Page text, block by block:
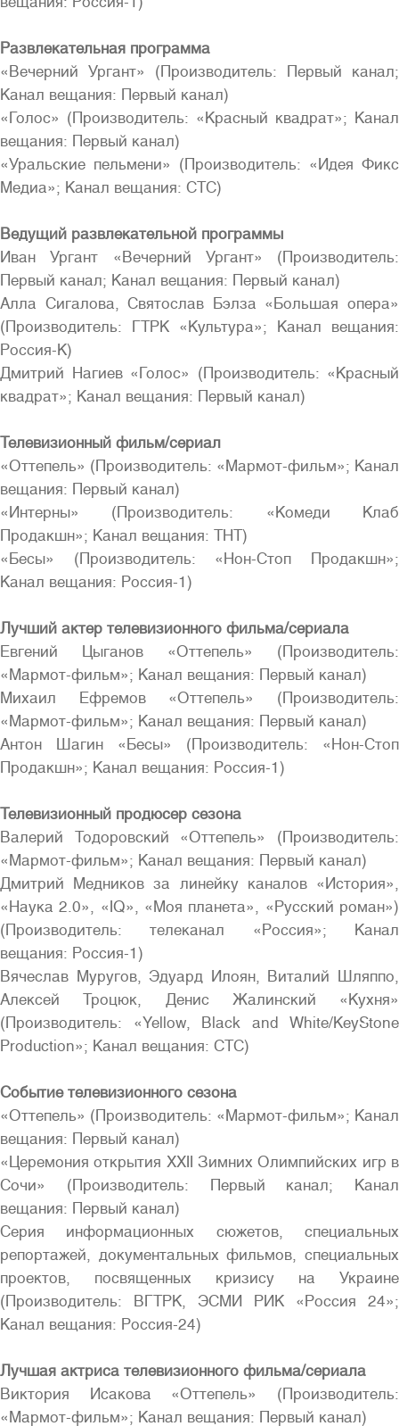
Развлекательная программа
«Вечерний Ургант» (Производитель: Первый канал;
Канал вещания: Первый канал)
«Голос» (Производитель: «Красный квадрат»; Канал
вещания: Первый канал)
«Уральские пельмени» (Производитель: «Идея Фикс
Медиа»; Канал вещания: СТС)
Ведущий развлекательной программы
Иван Ургант «Вечерний Ургант» (Производитель:
Первый канал; Канал вещания: Первый канал)
Алла Сигалова, Святослав Бэлза «Большая опера»
(Производитель: ГТРК «Культура»; Канал вещания:
Россия-К)
Дмитрий Нагиев «Голос» (Производитель: «Красный
квадрат»; Канал вещания: Первый канал)
Телевизионный фильм/сериал
«Оттепель» (Производитель: «Мармот-фильм»; Канал
вещания: Первый канал)
«Интерны» (Производитель: «Комеди Клаб
Продакшн»; Канал вещания: ТНТ)
«Бесы» (Производитель: «Нон-Стоп Продакшн»;
Канал вещания: Россия-1)
Лучший актер телевизионного фильма/сериала
Евгений Цыганов «Оттепель» (Производитель:
«Мармот-фильм»; Канал вещания: Первый канал)
Михаил Ефремов «Оттепель» (Производитель:
«Мармот-фильм»; Канал вещания: Первый канал)
Антон Шагин «Бесы» (Производитель: «Нон-Стоп
Продакшн»; Канал вещания: Россия-1)
Телевизионный продюсер сезона
Валерий Тодоровский «Оттепель» (Производитель:
«Мармот-фильм»; Канал вещания: Первый канал)
Дмитрий Медников за линейку каналов «История»,
«Наука 2.0», «IQ», «Моя планета», «Русский роман»)
(Производитель: телеканал «Россия»; Канал
вещания: Россия-1)
Вячеслав Муругов, Эдуард Илоян, Виталий Шляппо,
Алексей Троцюк, Денис Жалинский «Кухня»
(Производитель: «Yellow, Black and White/KeyStone
Production»; Канал вещания: СТС)
Событие телевизионного сезона
«Оттепель» (Производитель: «Мармот-фильм»; Канал
вещания: Первый канал)
«Церемония открытия ХХII Зимних Олимпийских игр в
Сочи» (Производитель: Первый канал; Канал
вещания: Первый канал)
Серия информационных сюжетов, специальных
репортажей, документальных фильмов, специальных
проектов, посвященных кризису на Украине
(Производитель: ВГТРК, ЭСМИ РИК «Россия 24»;
Канал вещания: Россия-24)
Лучшая актриса телевизионного фильма/сериала
Виктория Исакова «Оттепель» (Производитель:
«Мармот-фильм»; Канал вещания: Первый канал)